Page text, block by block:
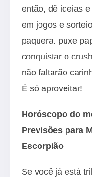
então, dê ideias
em jogos e
paquera, puxe
conquistar o
não faltarão
É só aproveitar!
Horóscopo do
Previsões para
Escorpião
Se você já está